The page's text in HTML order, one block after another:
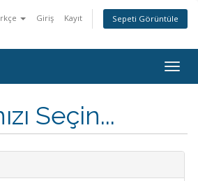
Giriş Kayıt Sepeti Görüntüle
Seçin...